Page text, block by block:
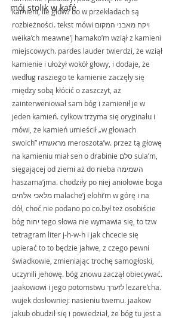
mój stolik w kafé
kamieni, ile głów? bo w przekładach są
rozbieżności. tekst mówi ויקח מאבני המקום
weika’ch meawne’j hamako’m wziął z kamieni
miejscowych. pardes lauder twierdzi, że wziął
kamienie i ułożył wokół głowy, i dodaje, że
według rasziego te kamienie zaczęły się
między sobą kłócić o zaszczyt, aż
zainterweniował sam bóg i zamienił je w
jeden kamień. cylkow trzyma się oryginału i
mówi, że kamień umieścił „w głowach
swoich” מראשתיו meroszota’w. przez tą głowę
na kamieniu miał sen o drabinie סלם sula’m,
sięgającej od ziemi aż do nieba השמימה
haszama’jma. chodziły po niej aniołowie boga
מלאכי אלהים malache’j elohi’m w górę i na
dół, choć nie podano po co.był też osobiście
bóg יהוה tego słowa nie wymawia się, to tzw
tetragram liter j-h-w-h i jak chcecie się
upierać to to będzie jahwe, z czego pewni
świadkowie, zmieniając trochę samogłoski,
uczynili jehowę. bóg znowu zaczął obiecywać.
jaakowowi i jego potomstwu לזערך lezare’cha.
wujek dosłowniej: nasieniu twemu. jaakow
jakub obudził się i powiedział, że bóg tu jest a